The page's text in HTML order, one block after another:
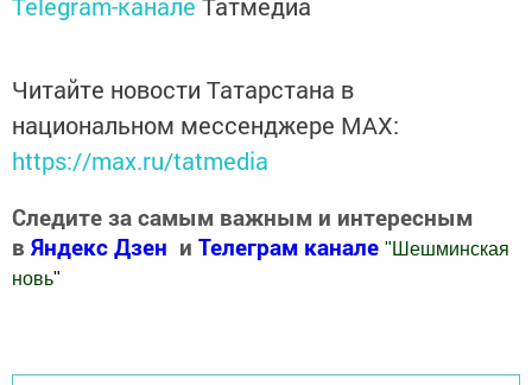
Читайте новости Татарстана в
национальном мессенджере MАХ:
https://max.ru/tatmedia
Следите за самым важным и интересным
в Яндекс Дзен и Телеграм канале " Шешминская
новь"